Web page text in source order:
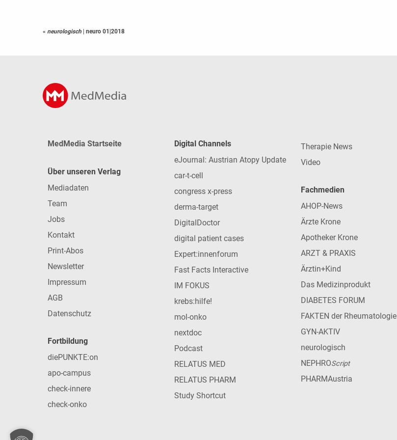
« neurologisch | neuro 01|2018
MedMedia Startseite
Über unseren Verlag
Mediadaten
Team
Jobs
Kontakt
Print-Abos
Newsletter
Impressum
AGB
Datenschutz
Fortbildung
diePUNKTE:on
apo-campus
check-innere
check-onko
Digital Channels
eJournal: Austrian Atopy Update
car-t-cell
congress x-press
derma-target
DigitalDoctor
digital patient cases
Expert:innenforum
Fast Facts Interactive
IM FOKUS
krebs:hilfe!
mol-onko
nextdoc
Podcast
RELATUS MED
RELATUS PHARM
Study Shortcut
Therapie News
Video
Fachmedien
AHOP-News
Ärzte Krone
Apotheker Krone
ARZT & PRAXIS
Ärztin+Kind
Das Medizinprodukt
DIABETES FORUM
FAKTEN der Rheumatologie
GYN-AKTIV
neurologisch
NEPHROScript
PHARMAustria